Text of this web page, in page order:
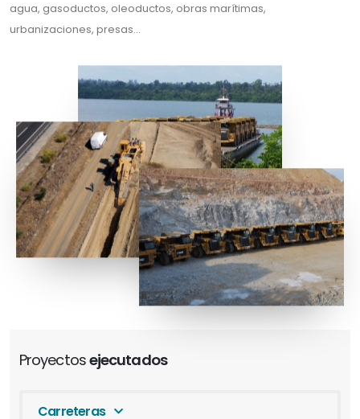
agua, gasoductos, oleoductos, obras marítimas,
urbanizaciones, presas...
Proyectosejecutados
Carreteras